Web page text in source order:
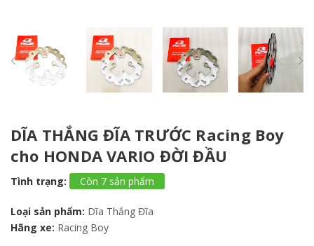
DĨA THẮNG ĐĨA TRƯỚC Racing Boy
cho HONDA VARIO ĐỜI ĐẦU
Tình trạng: Còn 7 sản phẩm
Loại sản phẩm: Dĩa Thắng Đĩa
Hãng xe: Racing Boy